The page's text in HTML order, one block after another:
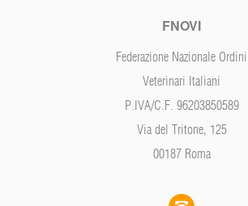
FNOVI
Federazione Nazionale Ordini
Veterinari Italiani
P.IVA/C.F. 96203850589
Via del Tritone, 125
00187 Roma